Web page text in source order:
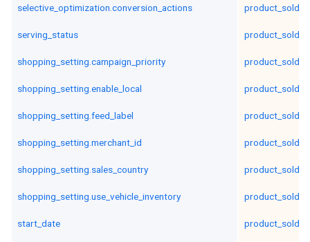
selective_optimization.conversion_actions
serving_status
shopping_setting.campaign_priority
shopping_setting.enable_local
shopping_setting.feed_label
shopping_setting.merchant_id
shopping_setting.sales_country
shopping_setting.use_vehicle_inventory
start_date